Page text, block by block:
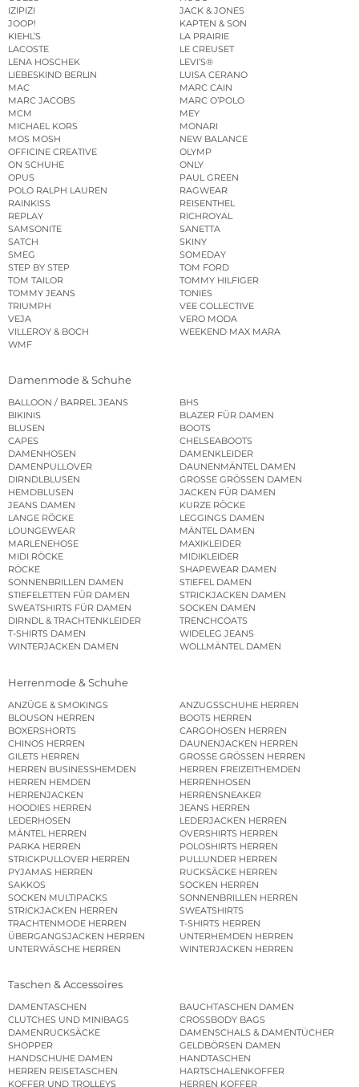
IZIPIZI
JACK & JONES
JOOP!
KAPTEN & SON
KIEHL’S
LA PRAIRIE
LACOSTE
LE CREUSET
LENA HOSCHEK
LEVI’S®
LIEBESKIND BERLIN
LUISA CERANO
MAC
MARC CAIN
MARC JACOBS
MARC O’POLO
MCM
MEY
MICHAEL KORS
MONARI
MOS MOSH
NEW BALANCE
OFFICINE CREATIVE
OLYMP
ON SCHUHE
ONLY
OPUS
PAUL GREEN
POLO RALPH LAUREN
RAGWEAR
RAINKISS
REISENTHEL
REPLAY
RICHROYAL
SAMSONITE
SANETTA
SATCH
SKINY
SMEG
SOMEDAY
STEP BY STEP
TOM FORD
TOM TAILOR
TOMMY HILFIGER
TOMMY JEANS
TONIES
TRIUMPH
VEE COLLECTIVE
VEJA
VERO MODA
VILLEROY & BOCH
WEEKEND MAX MARA
WMF
Damenmode & Schuhe
BALLOON / BARREL JEANS
BHS
BIKINIS
BLAZER FÜR DAMEN
BLUSEN
BOOTS
CAPES
CHELSEABOOTS
DAMENHOSEN
DAMENKLEIDER
DAMENPULLOVER
DAUNENMÄNTEL DAMEN
DIRNDLBLUSEN
GROSSE GRÖSSEN DAMEN
HEMDBLUSEN
JACKEN FÜR DAMEN
JEANS DAMEN
KURZE RÖCKE
LANGE RÖCKE
LEGGINGS DAMEN
LOUNGEWEAR
MÄNTEL DAMEN
MARLENEHOSE
MAXIKLEIDER
MIDI RÖCKE
MIDIKLEIDER
RÖCKE
SHAPEWEAR DAMEN
SONNENBRILLEN DAMEN
STIEFEL DAMEN
STIEFELETTEN FÜR DAMEN
STRICKJACKEN DAMEN
SWEATSHIRTS FÜR DAMEN
SOCKEN DAMEN
DIRNDL & TRACHTENKLEIDER
TRENCHCOATS
T-SHIRTS DAMEN
WIDELEG JEANS
WINTERJACKEN DAMEN
WOLLMÄNTEL DAMEN
Herrenmode & Schuhe
ANZÜGE & SMOKINGS
ANZUGSSCHUHE HERREN
BLOUSON HERREN
BOOTS HERREN
BOXERSHORTS
CARGOHOSEN HERREN
CHINOS HERREN
DAUNENJACKEN HERREN
GILETS HERREN
GROSSE GRÖSSEN HERREN
HERREN BUSINESSHEMDEN
HERREN FREIZEITHEMDEN
HERREN HEMDEN
HERRENHOSEN
HERRENJACKEN
HERRENSNEAKER
HOODIES HERREN
JEANS HERREN
LEDERHOSEN
LEDERJACKEN HERREN
MÄNTEL HERREN
OVERSHIRTS HERREN
PARKA HERREN
POLOSHIRTS HERREN
STRICKPULLOVER HERREN
PULLUNDER HERREN
PYJAMAS HERREN
RUCKSÄCKE HERREN
SAKKOS
SOCKEN HERREN
SOCKEN MULTIPACKS
SONNENBRILLEN HERREN
STRICKJACKEN HERREN
SWEATSHIRTS
TRACHTENMODE HERREN
T-SHIRTS HERREN
ÜBERGANGSJACKEN HERREN
UNTERHEMDEN HERREN
UNTERWÄSCHE HERREN
WINTERJACKEN HERREN
Taschen & Accessoires
DAMENTASCHEN
BAUCHTASCHEN DAMEN
CLUTCHES UND MINIBAGS
CROSSBODY BAGS
DAMENRUCKSÄCKE
DAMENSCHALS & DAMENTÜCHER
SHOPPER
GELDBÖRSEN DAMEN
HANDSCHUHE DAMEN
HANDTASCHEN
HERREN REISETASCHEN
HARTSCHALENKOFFER
KOFFER UND TROLLEYS
HERREN KOFFER